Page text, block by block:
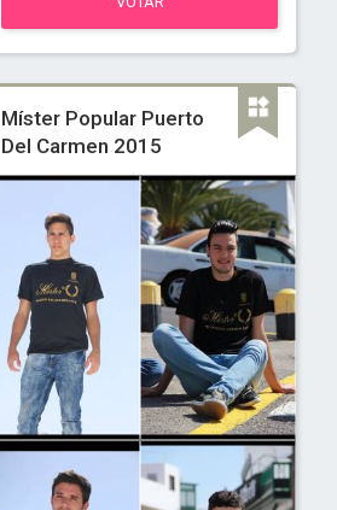
Míster Popular Puerto
Del Carmen 2015